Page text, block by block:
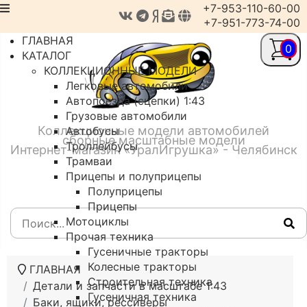
Коллекционные модели автомобилей
сборные масштабные модели
Интернет-магазин «УралИгрушка» - Челябинск
+7-953-110-60-00
+7-951-773-74-00
ГЛАВНАЯ
КАТАЛОГ
КОЛЛЕКЦИОННЫЕ МОДЕЛИ
Легковые автомобили
Автопоезда (сцепки) 1:43
Грузовые автомобили
Автобусы
Троллейбусы
Трамваи
Прицепы и полуприцепы
Полуприцепы
Прицепы
Мотоциклы
Прочая техника
Гусеничные тракторы
Колесные тракторы
Строительная техника
Гусеничная техника
ГЛАВНАЯ
Детали и запчасти в масштабе 1:43
Баки, ящики, рессиверы
0